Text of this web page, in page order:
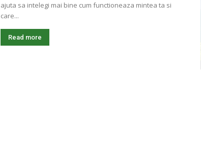
ajuta sa intelegi mai bine cum functioneaza mintea ta si
care...
Read more